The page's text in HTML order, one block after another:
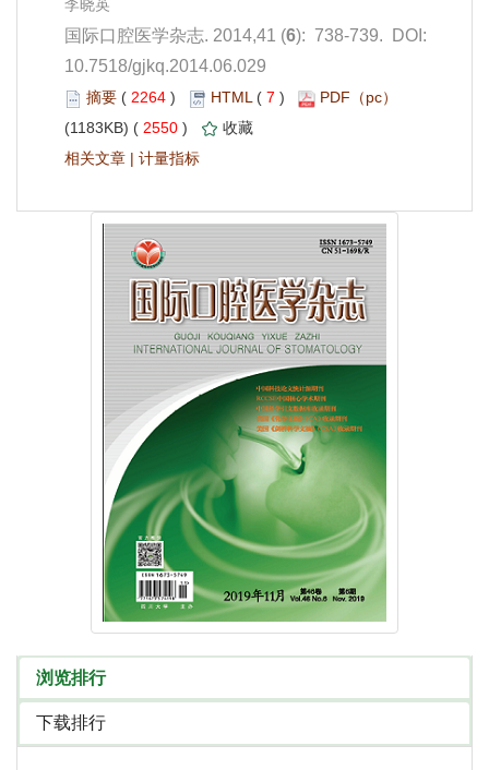
): 738-739. DOI:
10.7518/gjkq.2014.06.029
2264 ) 7 )
2550 )
|